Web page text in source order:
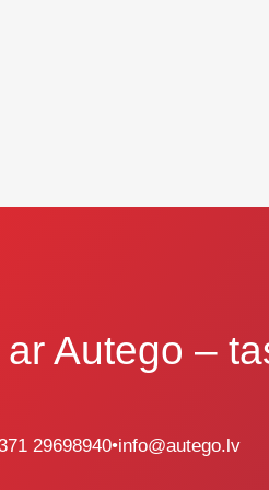
Autego –
29698940•info@autego.lv